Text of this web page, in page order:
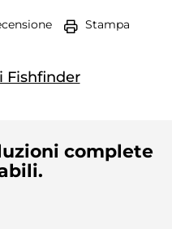
Stampa
Fishfinder
complete